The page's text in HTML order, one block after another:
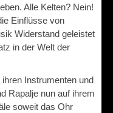
Alle Kelten? Nein!
Einflüsse von
Widerstand geleistet
in der Welt der
Instrumenten und
Rapalje nun auf ihrem
soweit das Ohr